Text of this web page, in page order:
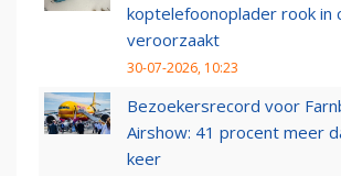
koptelefoonoplader rook in
veroorzaakt
30-07-2026, 10:23
Bezoekersrecord voor
Airshow: 41 procent meer
keer